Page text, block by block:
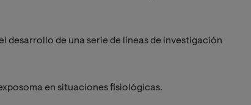
de una serie de líneas de investigación
en situaciones fisiológicas.